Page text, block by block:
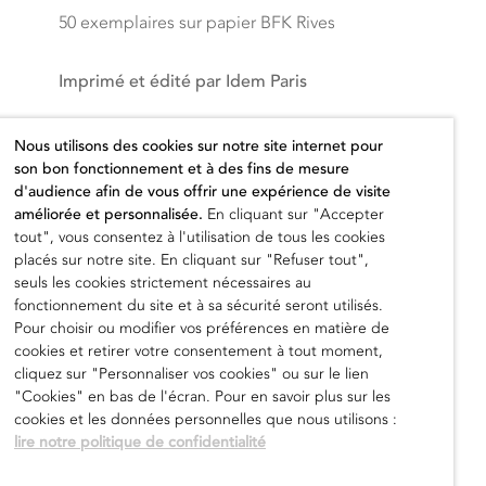
50 exemplaires sur papier BFK Rives
Imprimé et édité par Idem Paris
Prix hors taxes
800,00€
Ajouter au panier
Nous utilisons des cookies sur notre site internet pour
son bon fonctionnement et à des fins de mesure
d'audience afin de vous offrir une expérience de visite
améliorée et personnalisée. En cliquant sur "Accepter
tout", vous consentez à l'utilisation de tous les cookies
placés sur notre site. En cliquant sur "Refuser tout",
seuls les cookies strictement nécessaires au
fonctionnement du site et à sa sécurité seront utilisés.
Pour choisir ou modifier vos préférences en matière de
cookies et retirer votre consentement à tout moment,
cliquez sur "Personnaliser vos cookies" ou sur le lien
"Cookies" en bas de l'écran. Pour en savoir plus sur les
cookies et les données personnelles que nous utilisons :
lire notre politique de confidentialité